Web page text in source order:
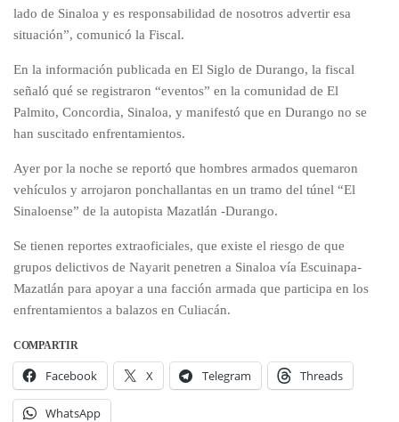
lado de Sinaloa y es responsabilidad de nosotros advertir esa
situación”, comunicó la Fiscal.
En la información publicada en El Siglo de Durango, la fiscal
señaló qué se registraron “eventos” en la comunidad de El
Palmito, Concordia, Sinaloa, y manifestó que en Durango no se
han suscitado enfrentamientos.
Ayer por la noche se reportó que hombres armados quemaron
vehículos y arrojaron ponchallantas en un tramo del túnel “El
Sinaloense” de la autopista Mazatlán -Durango.
Se tienen reportes extraoficiales, que existe el riesgo de que
grupos delictivos de Nayarit penetren a Sinaloa vía Escuinapa-
Mazatlán para apoyar a una facción armada que participa en los
enfrentamientos a balazos en Culiacán.
COMPARTIR
Facebook X Telegram Threads
WhatsApp